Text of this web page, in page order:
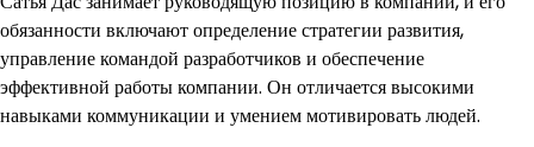
обязанности включают определение стратегии развития,
управление командой разработчиков и обеспечение
эффективной работы компании. Он отличается высокими
навыками коммуникации и умением мотивировать людей.